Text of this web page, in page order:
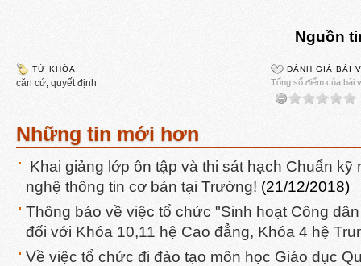
Nguồn
TỪ KHÓA:
căn cứ quyết định
ĐÁNH GIÁ BÀI
Tổng số điểm của bài
Những tin mới hơn
Khai giảng lớp ôn tập và thi sát hạch Chuẩn
nghệ thông tin cơ bản tại Trường! (21/12/2018)
Thông báo về việc tổ chức "Sinh hoạt Công
đối với Khóa 10,11 hệ Cao đẳng, Khóa 4 hệ
Về việc tổ chức đi đào tạo môn học Giáo dục